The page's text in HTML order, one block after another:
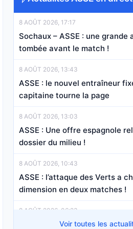
8 AOÛT 2026, 17:17
Sochaux – ASSE : une grande
tombée avant le match !
8 AOÛT 2026, 13:43
ASSE : le nouvel entraîneur
capitaine tourne la page
8 AOÛT 2026, 13:03
ASSE : Une offre espagnole
dossier du milieu !
8 AOÛT 2026, 10:43
ASSE : l’attaque des Verts a
dimension en deux matches !
8 AOÛT 2026, 06:23
ASSE : Kilmer franchit les 10
Voir toutes les